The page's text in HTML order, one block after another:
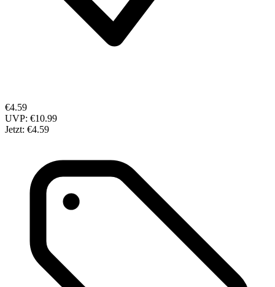
€4.59
UVP: €10.99
Jetzt: €4.59